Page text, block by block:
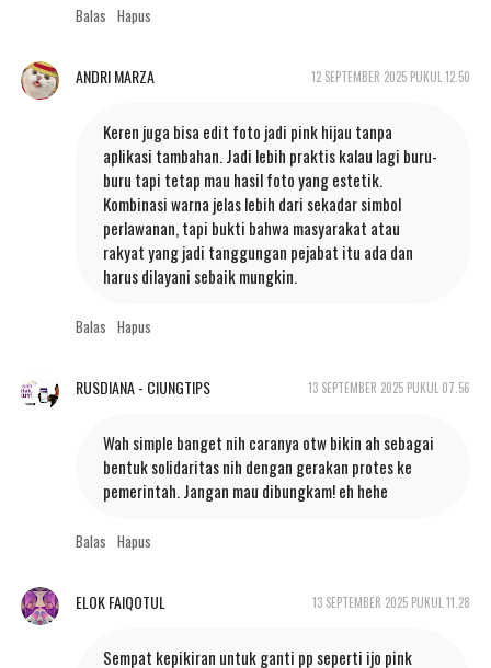
Balas Hapus
ANDRI MARZA 12 SEPTEMBER 2025 PUKUL 12.50
Keren juga bisa edit foto jadi pink hijau tanpa
aplikasi tambahan. Jadi lebih praktis kalau lagi buru-
buru tapi tetap mau hasil foto yang estetik.
Kombinasi warna jelas lebih dari sekadar simbol
perlawanan, tapi bukti bahwa masyarakat atau
rakyat yang jadi tanggungan pejabat itu ada dan
harus dilayani sebaik mungkin.
Balas Hapus
RUSDIANA - CIUNGTIPS 13 SEPTEMBER 2025 PUKUL 07.56
Wah simple banget nih caranya otw bikin ah sebagai
bentuk solidaritas nih dengan gerakan protes ke
pemerintah. Jangan mau dibungkam! eh hehe
Balas Hapus
ELOK FAIQOTUL 13 SEPTEMBER 2025 PUKUL 11.28
Sempat kepikiran untuk ganti pp seperti ijo pink